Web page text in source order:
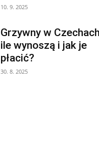
10. 9. 2025
Grzywny w
ile wynoszą i jak je
płacić?
30. 8. 2025